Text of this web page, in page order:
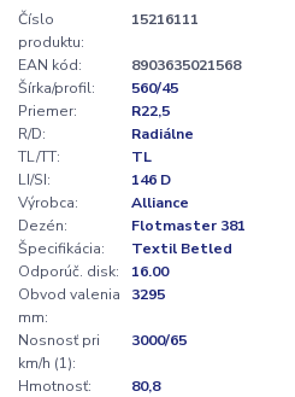
Číslo
produktu:
15216111
EAN kód:
8903635021568
Šírka/profil:
560/45
Priemer:
R22,5
R/D:
Radiálne
TL/TT:
TL
LI/SI:
146 D
Výrobca:
Alliance
Dezén:
Flotmaster 381
Špecifikácia:
Textil Betled
Odporúč. disk:
16.00
Obvod valenia
mm:
3295
Nosnosť pri
km/h (1):
3000/65
Hmotnosť:
80,8